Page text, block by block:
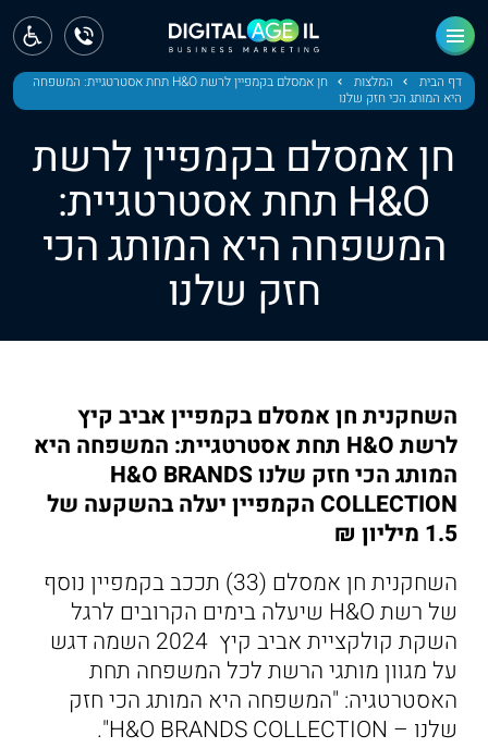
דף הבית המלצות
חן אמסלם בקמפיין לרשת H&O תחת אסטרטגיית: המשפחה
היא המותג הכי חזק שלנו
חן אמסלם בקמפיין לרשת
H&O תחת אסטרטגיית:
המשפחה היא המותג הכי
חזק שלנו
השחקנית חן אמסלם בקמפיין אביב קיץ
לרשת H&O תחת אסטרטגיית: המשפחה היא
המותג הכי חזק שלנו H&O BRANDS
COLLECTION הקמפיין יעלה בהשקעה של
1.5 מיליון ₪
השחקנית חן אמסלם (33) תככב בקמפיין נוסף
של רשת H&O שיעלה בימים הקרובים לרגל
השקת קולקציית אביב קיץ 2024 השמה דגש
על מגוון מותגי הרשת לכל המשפחה תחת
האסטרטגיה: "המשפחה היא המותג הכי חזק
שלנו – H&O BRANDS COLLECTION".
ראשי
חדשות
מחוז חיפה
מחוז מרכז
מחוז דרום